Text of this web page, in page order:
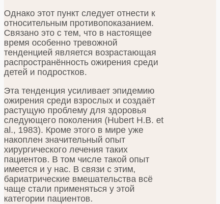
Однако этот пункт следует отнести к
относительным противопоказанием.
Связано это с тем, что в настоящее
время особенно тревожной
тенденцией является возрастающая
распространённость ожирения среди
детей и подростков.
Эта тенденция усиливает эпидемию
ожирения среди взрослых и создаёт
растущую проблему для здоровья
следующего поколения (Hubert H.B. et
al., 1983). Кроме этого в мире уже
накоплен значительный опыт
хирургического лечения таких
пациентов. В том числе такой опыт
имеется и у нас. В связи с этим,
бариатрические вмешательства всё
чаще стали применяться у этой
категории пациентов.